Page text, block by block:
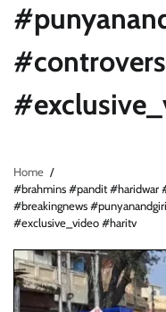
Home
#brahmins #pandit #haridwar
#breakingnews
#exclusive_video #haritv